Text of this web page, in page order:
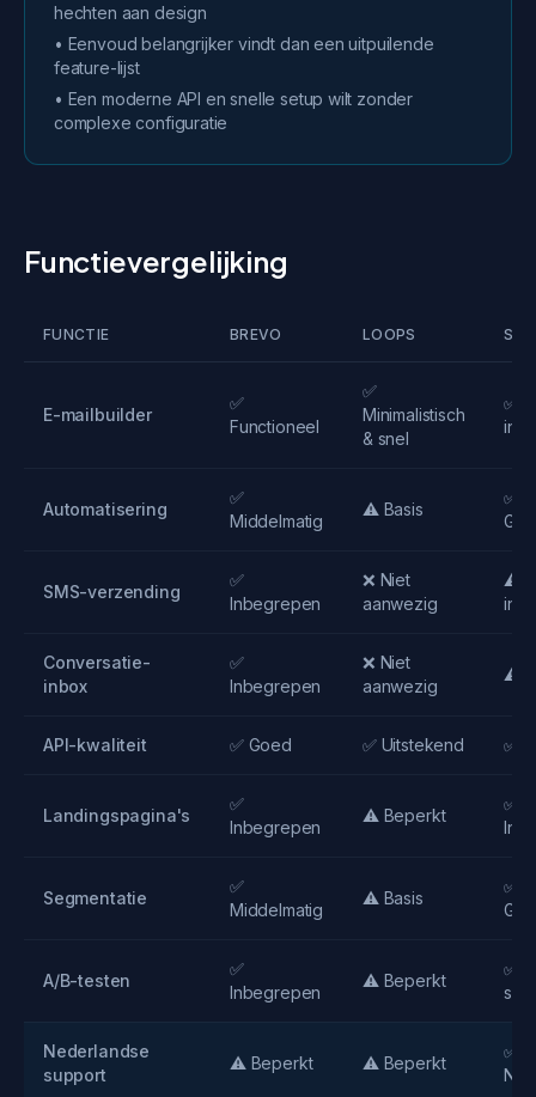
hechten aan design
• Eenvoud belangrijker vindt dan een uitpuilende
feature-lijst
• Een moderne API en snelle setup wilt zonder
complexe configuratie
Functievergelijking
FUNCTIE BREVO LOOPS
E-mailbuilder
✅
Functioneel
✅
Minimalistisch
& snel
✅
Automatisering
✅
Middelmatig
⚠️ Basis
✅
SMS-verzending
✅
Inbegrepen
❌ Niet
aanwezig
⚠️
Conversatie-
inbox
✅
Inbegrepen
❌ Niet
aanwezig
⚠️
API-kwaliteit ✅ Goed ✅ Uitstekend ✅
Landingspagina's
✅
Inbegrepen
⚠️ Beperkt
✅
Segmentatie
✅
Middelmatig
⚠️ Basis
✅
A/B-testen
✅
Inbegrepen
⚠️ Beperkt
✅
Nederlandse
support
⚠️ Beperkt ⚠️ Beperkt
✅